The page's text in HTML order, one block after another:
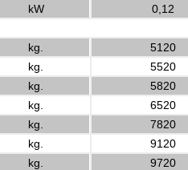
kW
0,12
kg.
5120
kg.
5520
kg.
5820
kg.
6520
kg.
7820
kg.
9120
kg.
9720